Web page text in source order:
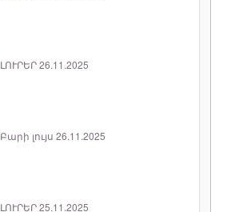
ԼՈՒՐԵՐ 26.11.2025
Բարի լույս 26.11.2025
ԼՈՒՐԵՐ 25.11.2025